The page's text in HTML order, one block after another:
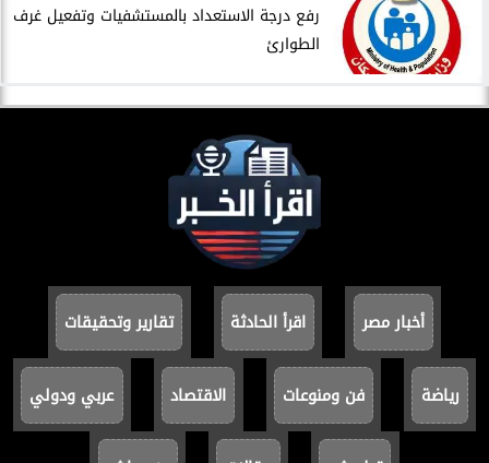
​رفع درجة الاستعداد بالمستشفيات وتفعيل غرف
الطوارئ
أخبار مصر اقرأ الحادثة تقارير وتحقيقات
رياضة فن ومنوعات الاقتصاد عربي ودولي